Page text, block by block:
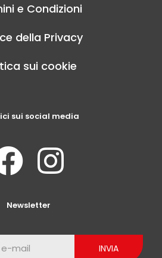
e Condizioni
della Privacy
sui cookie
sui social media
Newsletter